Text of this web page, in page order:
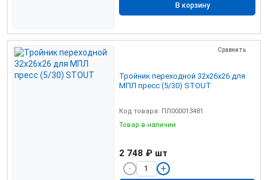
В корзину
Сравнить
Тройник переходной 32х26х26 для
МПЛ пресс (5/30) STOUT
Код товара: ПЛ000013481
Товар в наличии
2 748 ₽ шт